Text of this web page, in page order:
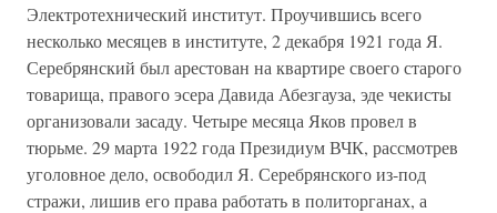
Электротехнический институт. Проучившись всего
несколько месяцев в институте, 2 декабря 1921 года Я.
Серебрянский был арестован на квартире своего старого
товарища, правого эсера Давида Абезгауза, эде чекисты
организовали засаду. Четыре месяца Яков провел в
тюрьме. 29 марта 1922 года Президиум ВЧК, рассмотрев
уголовное дело, освободил Я. Серебрянского из-под
стражи, лишив его права работать в политорганах, а